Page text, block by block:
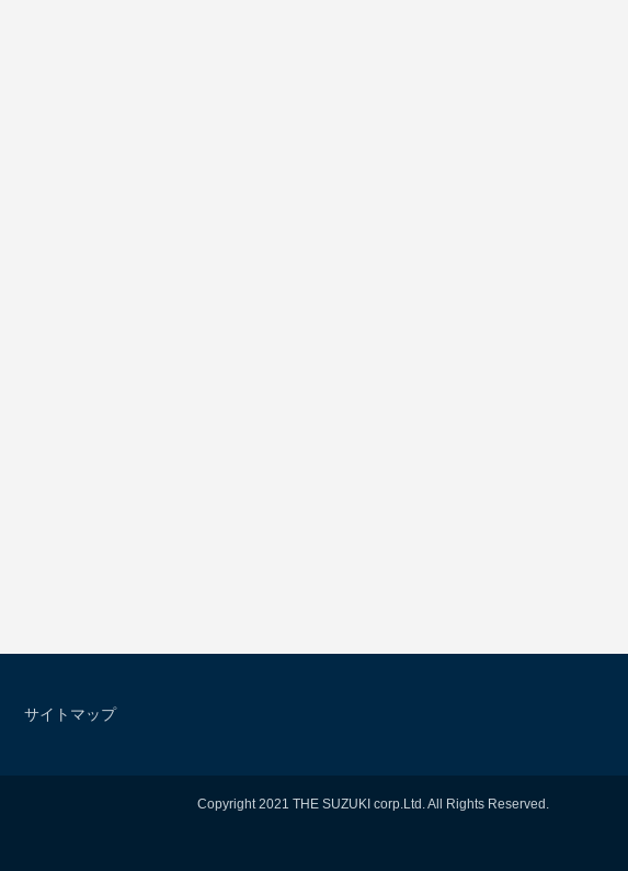
サイトマップ
Copyright 2021 THE SUZUKI corp.Ltd. All Rights Reserved.